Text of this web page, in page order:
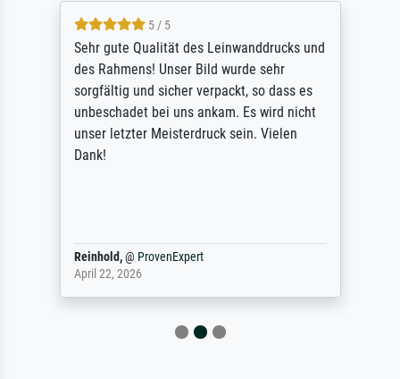
5 / 5
Sehr gute Qualität des Leinwanddrucks und
des Rahmens! Unser Bild wurde sehr
sorgfältig und sicher verpackt, so dass es
unbeschadet bei uns ankam. Es wird nicht
unser letzter Meisterdruck sein. Vielen
Dank!
Reinhold,@ ProvenExpert
April 22, 2026